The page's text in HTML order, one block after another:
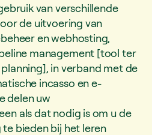
van verschillende
de uitvoering van
en webhosting,
management [tool ter
in verband met de
incasso en e-
delen uw
als dat nodig is om u de
bieden bij het leren